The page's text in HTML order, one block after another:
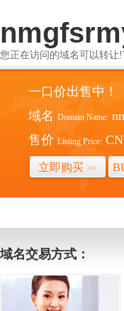
您正在访问的域名可以转让
一口价出售中！
域名 Domain Name:
售价 Listing Price:
立即购买 >>
域名交易方式：